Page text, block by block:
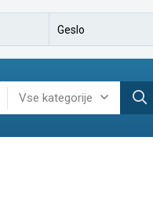
Vse kategorije